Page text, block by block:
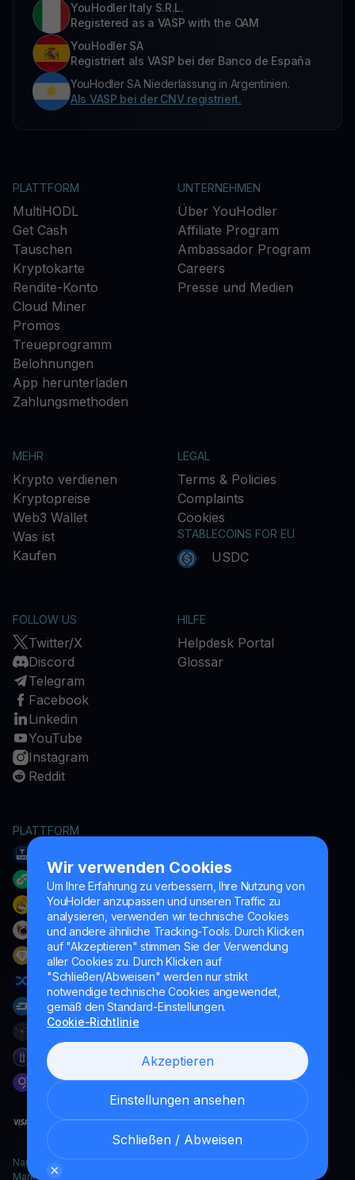
Wir verwenden Cookies
Um Ihre Erfahrung zu verbessern, Ihre Nutzung von
YouHolder anzupassen und unseren Traffic zu
analysieren, verwenden wir technische Cookies
und andere ähnliche Tracking-Tools. Durch Klicken
auf "Akzeptieren" stimmen Sie der Verwendung
aller Cookies zu. Durch Klicken auf
"Schließen/Abweisen" werden nur strikt
notwendige technische Cookies angewendet,
gemäß den Standard-Einstellungen.
Cookie-Richtlinie
Akzeptieren
Einstellungen ansehen
Schließen / Abweisen
YouHodler Italy S.R.L.
Registered as a VASP with the OAM
YouHodler SA
Registriert als VASP bei der Banco de España
YouHodler SA Niederlassung in Argentinien.
Als VASP bei der CNV registriert.
PLATTFORM
MultiHODL
Get Cash
Tauschen
Kryptokarte
Rendite-Konto
Cloud Miner
Promos
Treueprogramm
Belohnungen
App herunterladen
Zahlungsmethoden
UNTERNEHMEN
Über YouHodler
Affiliate Program
Ambassador Program
Careers
Presse und Medien
MEHR
Krypto verdienen
Kryptopreise
Web3 Wallet
Was ist
Kaufen
LEGAL
Terms & Policies
Complaints
Cookies
STABLECOINS FOR EU
USDC
FOLLOW US
Twitter/X
Discord
Telegram
Facebook
Linkedin
YouTube
Instagram
Reddit
HILFE
Helpdesk Portal
Glossar
PLATTFORM
Naumard LTD. – ausschließlich für IT-Entwicklung, Forschung und
Marketingzwecke